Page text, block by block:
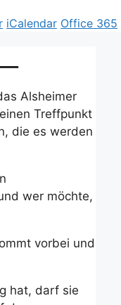
iCalendar Office 365
Alsheimer
Treffpunkt
die es werden
wer möchte,
vorbei und
hat, darf sie